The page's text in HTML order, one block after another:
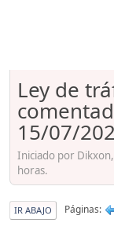
Ley de
15/07/
Iniciado por
horas.
IR ABAJO Páginas